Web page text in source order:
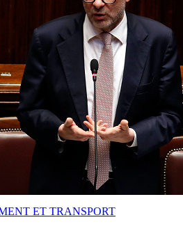
ET TRANSPORT